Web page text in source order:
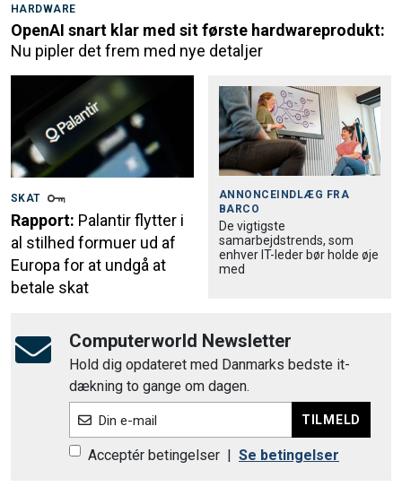
HARDWARE
OpenAI snart klar med sit første hardwareprodukt:
Nu pipler det frem med nye detaljer
SKAT
Rapport: Palantir flytter i
al stilhed formuer ud af
Europa for at undgå at
betale skat
ANNONCEINDLÆG FRA
BARCO
De vigtigste
samarbejdstrends, som
enhver IT-leder bør holde øje
med
Computerworld Newsletter
Hold dig opdateret med Danmarks bedste it-
dækning to gange om dagen.
Din e-mail TILMELD
Acceptér betingelser Se betingelser